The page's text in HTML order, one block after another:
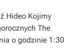
Hideo Kojimy
The
o godzinie 1:30